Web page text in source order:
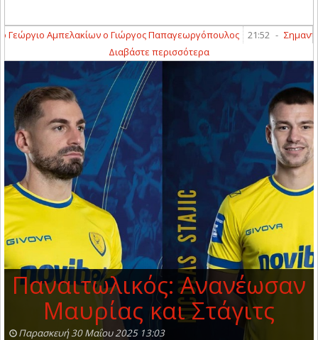
Γεώργιο Αμπελακίων ο Γιώργος Παπαγεωργόπουλος 21:52 -
Διαβάστε περισσότερα
Παναιτωλικός: Ανανέωσαν
Μαυρίας και Στάγιτς
Παρασκευή 30 Μαΐου 2025 13:03